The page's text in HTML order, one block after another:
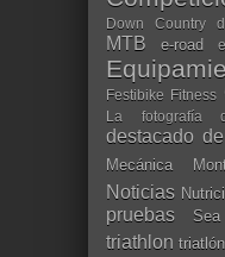
Down Country
MTB
e-road
Festibike Fitness
La fotografía
destacado
Mecánica
Noticias
pruebas
triathlon triatlón